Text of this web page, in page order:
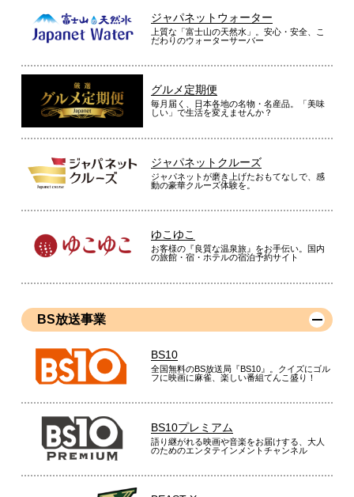
ジャパネットウォーター
上質な「富士山の天然水」。安心・安全、こ
だわりのウォーターサーバー
グルメ定期便
毎月届く、日本各地の名物・名産品。「美味
しい」で生活を変えませんか？
ジャパネットクルーズ
ジャパネットが磨き上げたおもてなしで、感
動の豪華クルーズ体験を。
ゆこゆこ
お客様の『良質な温泉旅』をお手伝い。国内
の旅館・宿・ホテルの宿泊予約サイト
BS放送事業
BS10
全国無料のBS放送局『BS10』。クイズにゴル
フに映画に麻雀、楽しい番組てんこ盛り！
BS10プレミアム
語り継がれる映画や音楽をお届けする、大人
のためのエンタテインメントチャンネル